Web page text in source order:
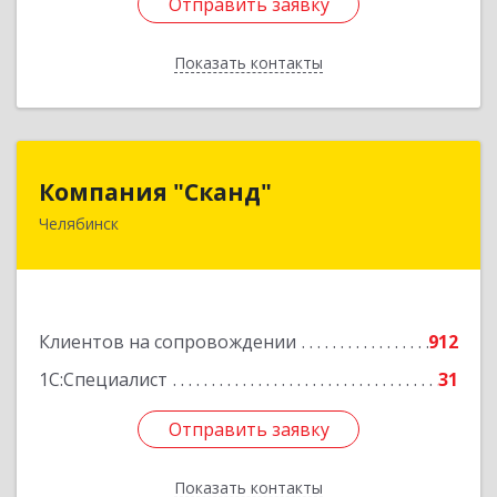
Показать контакты
Назад
Компания "Сканд"
Челябинск
Клиентов на сопровождении
912
1С:Специалист
31
Отправить заявку
Показать контакты
Отправить заявку
Назад